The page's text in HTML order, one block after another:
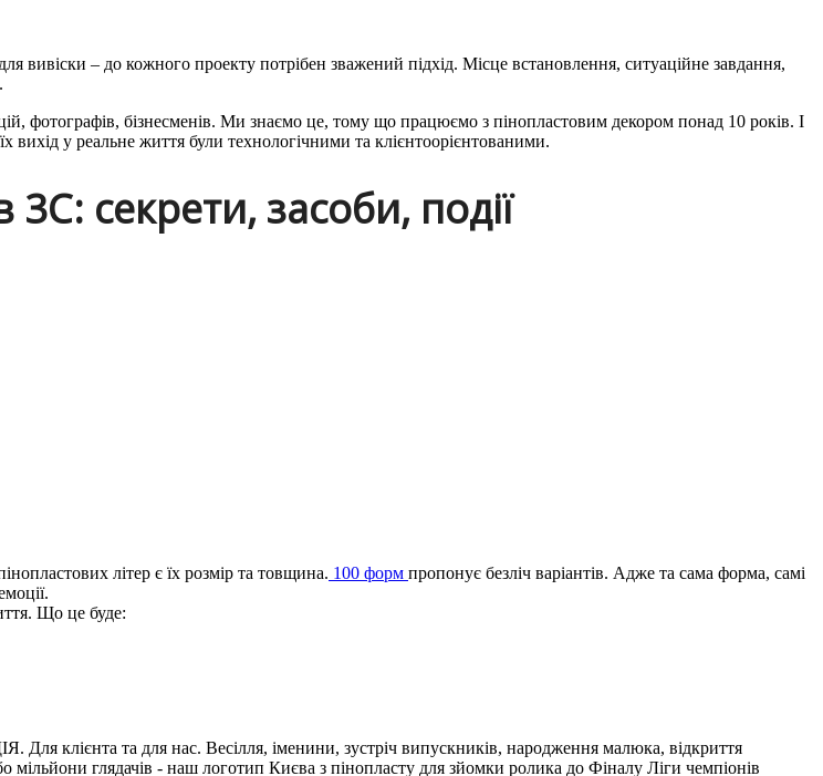
вивіски – до кожного проекту потрібен зважений підхід. Місце встановлення, ситуаційне завдання,
фотографів, бізнесменів. Ми знаємо це, тому що працюємо з пінопластовим декором понад 10 років. І
вихід у реальне життя були технологічними та клієнтоорієнтованими.
3С: секрети, засоби, події
літер є їх розмір та товщина. 100 форм пропонує безліч варіантів. Адже та сама форма, самі
Що це буде:
Для клієнта та для нас. Весілля, іменини, зустріч випускників, народження малюка, відкриття
мільйони глядачів - наш логотип Києва з пінопласту для зйомки ролика до Фіналу Ліги чемпіонів